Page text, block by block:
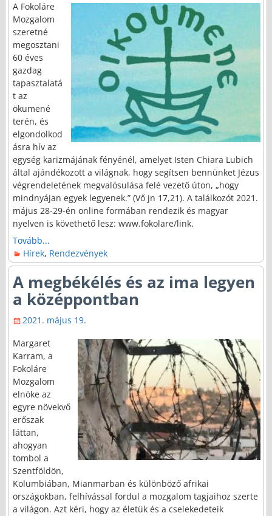
A Fokoláre
Mozgalom
szeretné
megosztani
60 éves
gazdag
tapasztalatá
t az
ökumené
terén, és
elgondolkod
ásra hív az
egység karizmájának fényénél, amelyet Isten Chiara Lubich
által ajándékozott a világnak, hogy segítsen bennünket Jézus
végrendeletének megvalósulása felé vezető úton, „hogy
mindnyájan egyek legyenek.” (Vő jn 17,21). A találkozót 2021.
május 28-29-én online formában rendezik és magyar
nyelven is követhető lesz: www.fokolare/link.
Tovább...
Hírek, Rendezvények
A megbékélés és az ima legyen
a középpontban
2021. május 19.
Margaret
Karram, a
Fokoláre
Mozgalom
elnöke az
egyre növekvő
erőszak
láttan,
ahogyan
tombol a
Szentföldön,
Kolumbiában, Mianmarban és különböző afrikai
országokban, felhívással fordul a mozgalom tagjaihoz szerte
a világon. Azt kéri, hogy az életük és a cselekedeteik